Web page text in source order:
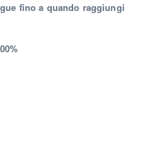
fino a quando raggiungi